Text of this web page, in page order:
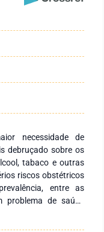
necessidade de
debruçado sobre os
tabaco e outras
riscos obstétricos
entre as
de saúde
gravidez, exigem